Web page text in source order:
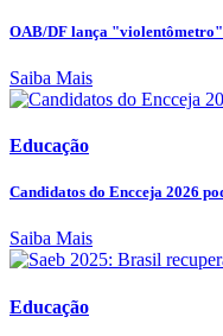
OAB/DF lança "violentômetro"
Saiba Mais
Educação
Candidatos do Encceja 2026
Saiba Mais
Educação